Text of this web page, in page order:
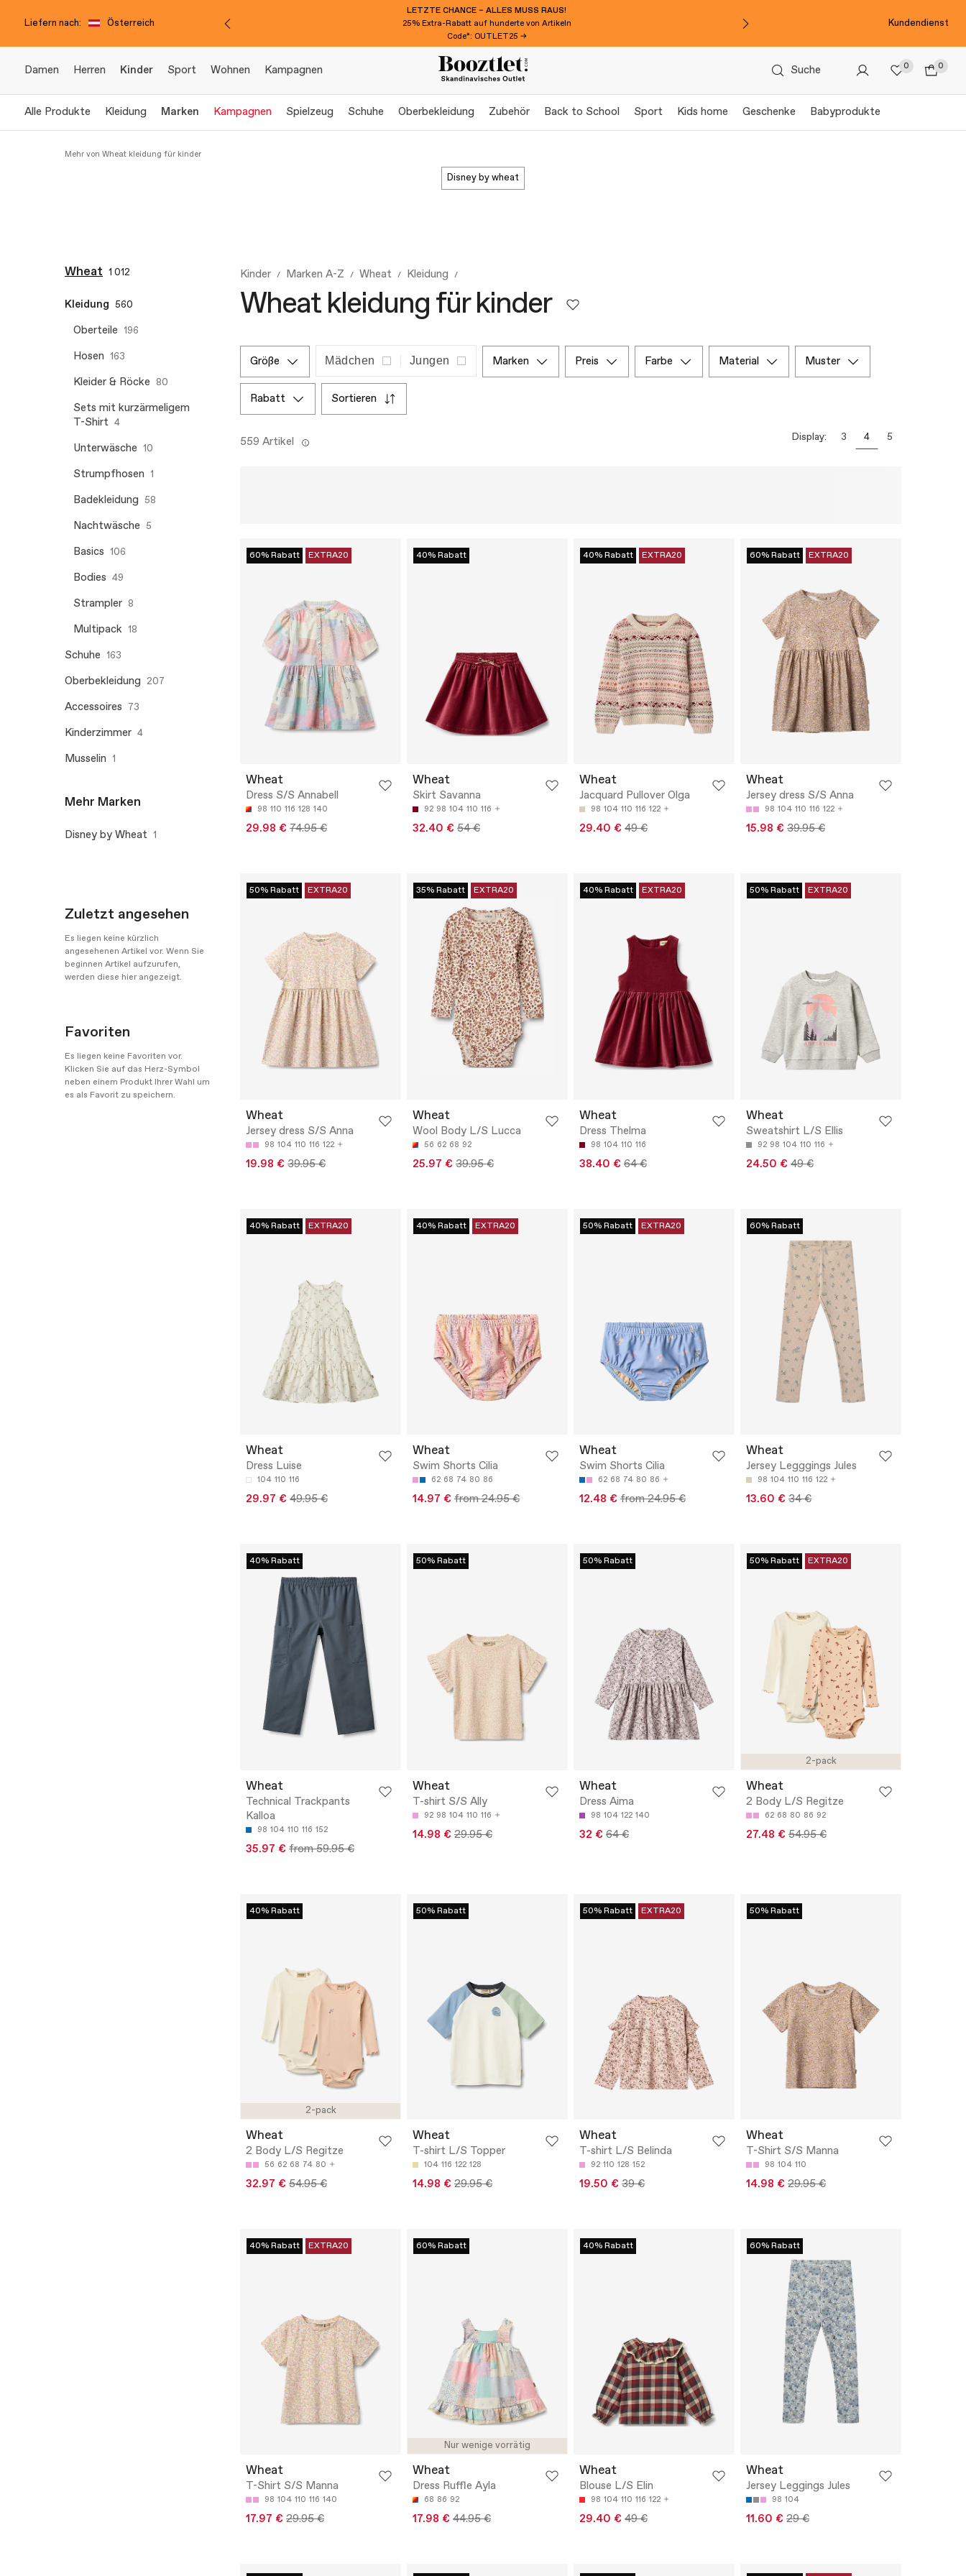
Liefern nach: Österreich
LETZTE CHANCE – ALLES MUSS RAUS!
25% Extra-Rabatt auf hunderte von Artikeln
Code*: OUTLET25 →
Kundendienst
Damen Herren Kinder Sport Wohnen Kampagnen Suche 0 0
Alle Produkte Kleidung Marken Kampagnen Spielzeug Schuhe Oberbekleidung Zubehör Back to School Sport Kids home Geschenke Babyprodukte
Mehr von Wheat kleidung für kinder
disney by wheat
Wheat 1 012
Kleidung 560
Oberteile 196
Hosen 163
Kleider & Röcke 80
Sets mit kurzärmeligem
T-Shirt 4
Unterwäsche 10
Strumpfhosen 1
Badekleidung 58
Nachtwäsche 5
Basics 106
Bodies 49
Strampler 8
Multipack 18
Schuhe 163
Oberbekleidung 207
Accessoires 73
Kinderzimmer 4
Musselin 1
Mehr Marken
Disney by Wheat 1
Zuletzt angesehen
Es liegen keine kürzlich
angesehenen Artikel vor. Wenn Sie
beginnen Artikel aufzurufen,
werden diese hier angezeigt.
Favoriten
Es liegen keine Favoriten vor.
Klicken Sie auf das Herz-Symbol
neben einem Produkt Ihrer Wahl um
es als Favorit zu speichern.
Kinder Marken A-Z Wheat Kleidung
Wheat kleidung für kinder
größe Mädchen Jungen marken preis farbe material muster
rabatt sortieren
559 Artikel Display: 3 4 5
60% Rabatt EXTRA20
Wheat
Dress S/S Annabell
98 110 116 128 140
29.98 € 74.95 €
40% Rabatt
Wheat
Skirt Savanna
92 98 104 110 116
32.40 € 54 €
40% Rabatt EXTRA20
Wheat
Jacquard Pullover Olga
98 104 110 116 122
29.40 € 49 €
60% Rabatt EXTRA20
Wheat
Jersey dress S/S Anna
98 104 110 116 122
15.98 € 39.95 €
50% Rabatt EXTRA20
Wheat
Jersey dress S/S Anna
98 104 110 116 122
19.98 € 39.95 €
35% Rabatt EXTRA20
Wheat
Wool Body L/S Lucca
56 62 68 92
25.97 € 39.95 €
40% Rabatt EXTRA20
Wheat
Dress Thelma
98 104 110 116
38.40 € 64 €
50% Rabatt EXTRA20
Wheat
Sweatshirt L/S Ellis
92 98 104 110 116
24.50 € 49 €
40% Rabatt EXTRA20
Wheat
Dress Luise
104 110 116
29.97 € 49.95 €
40% Rabatt EXTRA20
Wheat
Swim Shorts Cilia
62 68 74 80 86
14.97 € from 24.95 €
50% Rabatt EXTRA20
Wheat
Swim Shorts Cilia
62 68 74 80 86
12.48 € from 24.95 €
60% Rabatt
Wheat
Jersey Legggings Jules
98 104 110 116 122
13.60 € 34 €
40% Rabatt
Wheat
Technical Trackpants
Kalloa
98 104 110 116 152
35.97 € from 59.95 €
50% Rabatt
Wheat
T-shirt S/S Ally
92 98 104 110 116
14.98 € 29.95 €
50% Rabatt
Wheat
Dress Aima
98 104 122 140
32 € 64 €
2-pack
50% Rabatt EXTRA20
Wheat
2 Body L/S Regitze
62 68 80 86 92
27.48 € 54.95 €
2-pack
40% Rabatt
Wheat
2 Body L/S Regitze
56 62 68 74 80
32.97 € 54.95 €
50% Rabatt
Wheat
T-shirt L/S Topper
104 116 122 128
14.98 € 29.95 €
50% Rabatt EXTRA20
Wheat
T-shirt L/S Belinda
92 110 128 152
19.50 € 39 €
50% Rabatt
Wheat
T-Shirt S/S Manna
98 104 110
14.98 € 29.95 €
40% Rabatt EXTRA20
Wheat
T-Shirt S/S Manna
98 104 110 116 140
17.97 € 29.95 €
Nur wenige vorrätig
60% Rabatt
Wheat
Dress Ruffle Ayla
68 86 92
17.98 € 44.95 €
40% Rabatt
Wheat
Blouse L/S Elin
98 104 110 116 122
29.40 € 49 €
60% Rabatt
Wheat
Jersey Leggings Jules
98 104
11.60 € 29 €